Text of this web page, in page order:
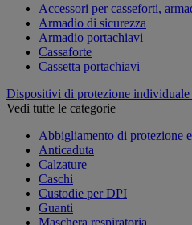
Accessori per casseforti,
Armadio di sicurezza
Armadio portachiavi
Cassaforte
Cassetta portachiavi
Dispositivi di protezione
Vedi tutte le categorie
Abbigliamento di protezione
Anticaduta
Calzature
Caschi
Custodie per DPI
Guanti
Maschera respiratoria